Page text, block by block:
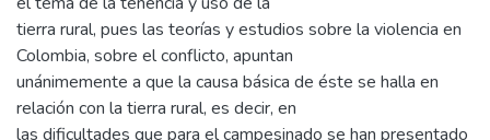
tierra rural, pues las teorías y estudios sobre la violencia en
Colombia, sobre el conflicto, apuntan
unánimemente a que la causa básica de éste se halla en
relación con la tierra rural, es decir, en
las dificultades que para el campesinado se han presentado